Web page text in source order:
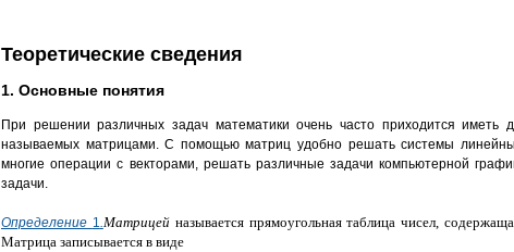
Теоретические сведения
1. Основные понятия
При решении различных задач математики очень часто приходится иметь
называемых матрицами. С помощью матриц удобно решать системы
многие операции с векторами, решать различные задачи компьютерной
задачи.
Определение 1.Матрицейназывается прямоугольная таблица чисел,
Матрица записывается в виде